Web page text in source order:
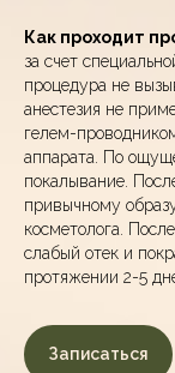
Как проходит
за счет
процедура не
анестезия не
гелем-
аппарата. По
покалывание.
привычному
косметолога.
слабый отек и
протяжении 2-5
Записаться